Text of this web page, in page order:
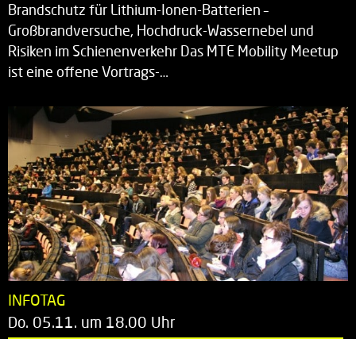
Brandschutz für Lithium-Ionen-Batterien –
Großbrandversuche, Hochdruck-Wassernebel und
Risiken im Schienenverkehr Das MTE Mobility Meetup
ist eine offene Vortrags-…
INFOTAG
Do. 05.11. um 18.00 Uhr